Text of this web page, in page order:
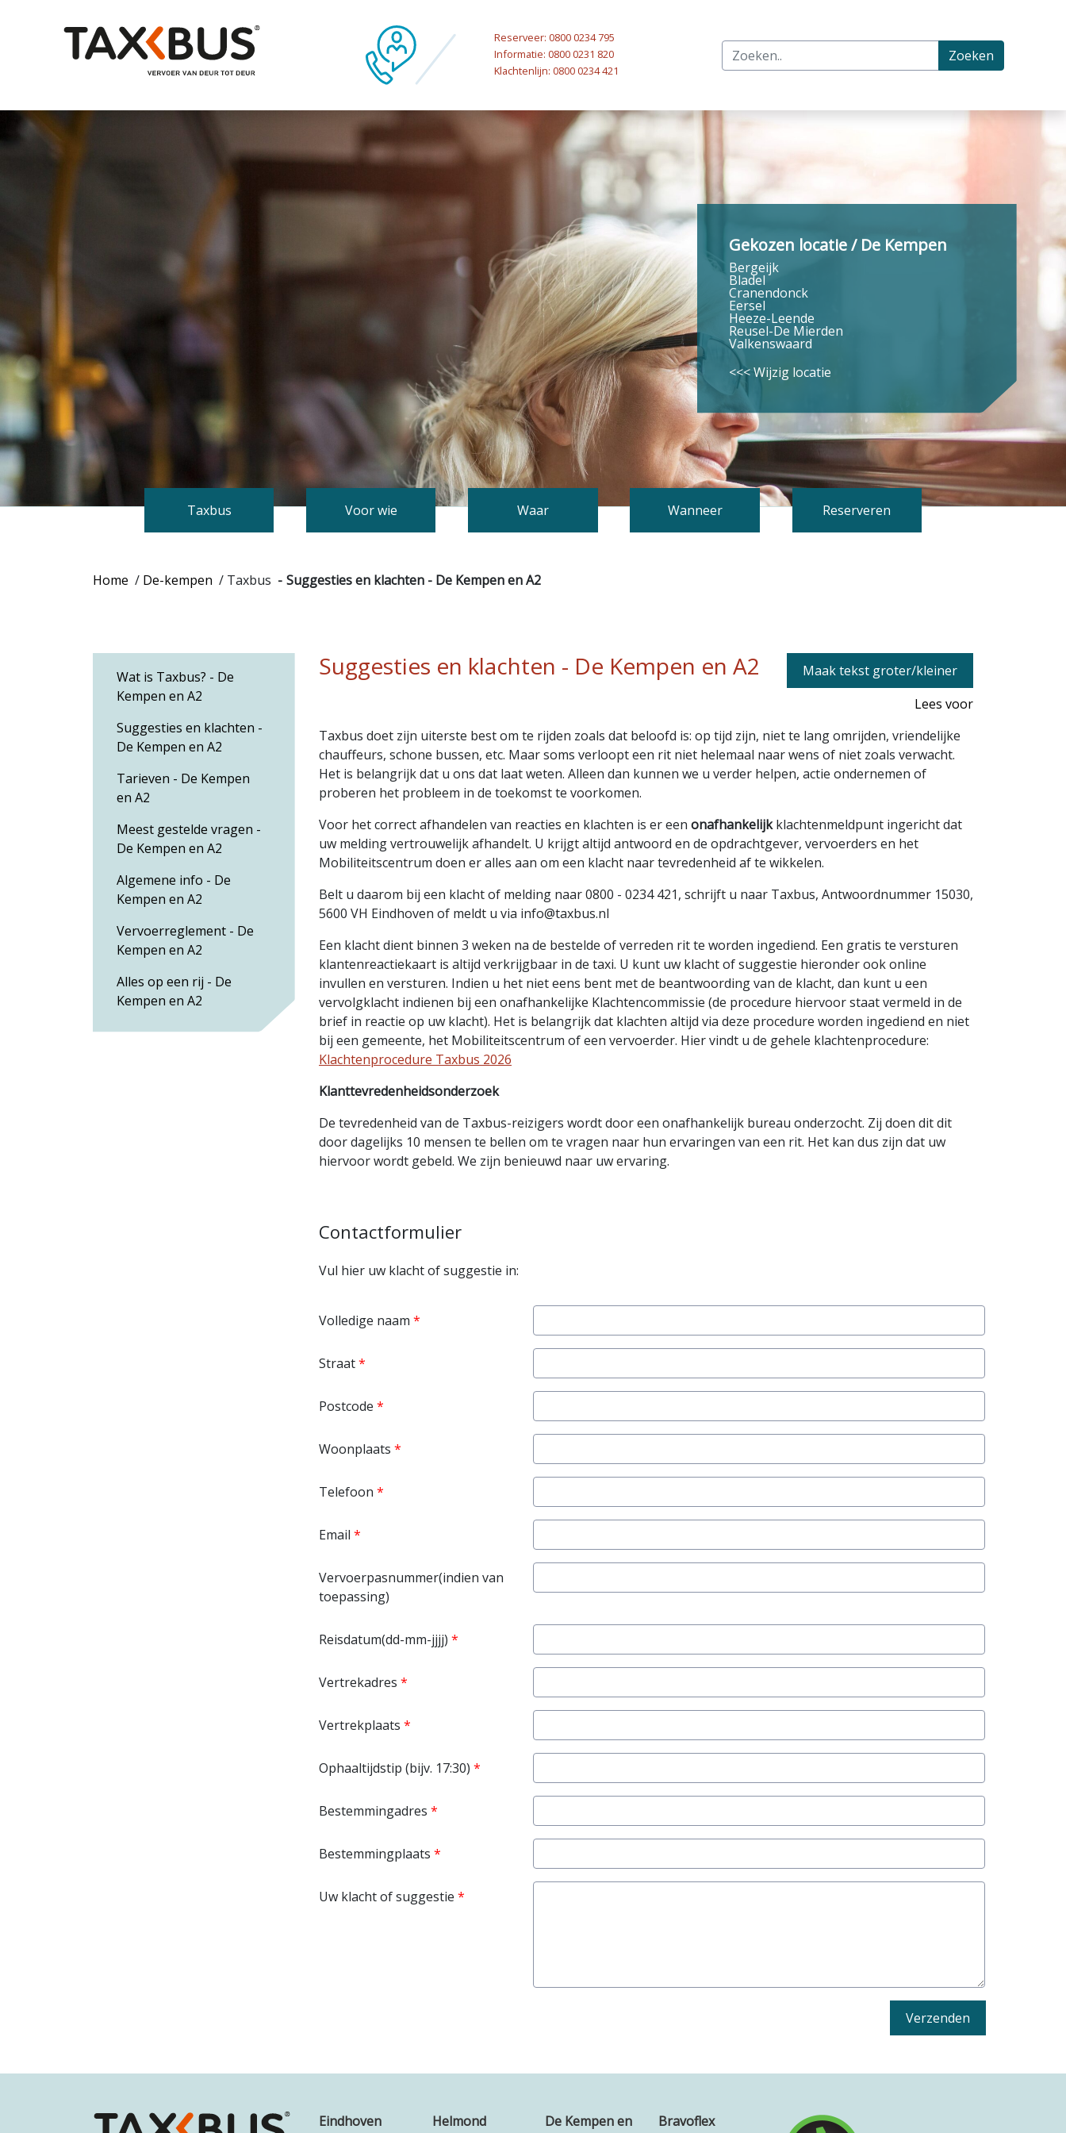
Naar hoofdinhoud
Reserveer: 0800 0234 795
Informatie: 0800 0231 820
Klachtenlijn: 0800 0234 421
Zoeken
Gekozen locatie / De Kempen
Bergeijk
Bladel
Cranendonck
Eersel
Heeze-Leende
Reusel-De Mierden
Valkenswaard
<<< Wijzig locatie
Taxbus Voor wie Waar Wanneer Reserveren
Home / De-kempen / Taxbus Suggesties en klachten - De Kempen en A2
Wat is Taxbus? - De
Kempen en A2
Suggesties en klachten -
De Kempen en A2
Tarieven - De Kempen
en A2
Meest gestelde vragen -
De Kempen en A2
Algemene info - De
Kempen en A2
Vervoerreglement - De
Kempen en A2
Alles op een rij - De
Kempen en A2
Suggesties en klachten - De Kempen en A2
Maak tekst groter/kleiner
Lees voor
Taxbus doet zijn uiterste best om te rijden zoals dat beloofd is: op tijd zijn, niet te lang omrijden, vriendelijke
chauffeurs, schone bussen, etc. Maar soms verloopt een rit niet helemaal naar wens of niet zoals verwacht.
Het is belangrijk dat u ons dat laat weten. Alleen dan kunnen we u verder helpen, actie ondernemen of
proberen het probleem in de toekomst te voorkomen.
Voor het correct afhandelen van reacties en klachten is er een onafhankelijkklachtenmeldpunt ingericht dat
uw melding vertrouwelijk afhandelt. U krijgt altijd antwoord en de opdrachtgever, vervoerders en het
Mobiliteitscentrum doen er alles aan om een klacht naar tevredenheid af te wikkelen.
Belt u daarom bij een klacht of melding naar 0800 - 0234 421, schrijft u naar Taxbus, Antwoordnummer 15030,
5600 VH Eindhoven of meldt u via info@taxbus.nl
Een klacht dient binnen 3 weken na de bestelde of verreden rit te worden ingediend. Een gratis te versturen
klantenreactiekaart is altijd verkrijgbaar in de taxi. U kunt uw klacht of suggestie hieronder ook online
invullen en versturen. Indien u het niet eens bent met de beantwoording van de klacht, dan kunt u een
vervolgklacht indienen bij een onafhankelijke Klachtencommissie (de procedure hiervoor staat vermeld in de
brief in reactie op uw klacht). Het is belangrijk dat klachten altijd via deze procedure worden ingediend en niet
bij een gemeente, het Mobiliteitscentrum of een vervoerder. Hier vindt u de gehele klachtenprocedure:
Klachtenprocedure Taxbus 2026
Klanttevredenheidsonderzoek
De tevredenheid van de Taxbus-reizigers wordt door een onafhankelijk bureau onderzocht. Zij doen dit dit
door dagelijks 10 mensen te bellen om te vragen naar hun ervaringen van een rit. Het kan dus zijn dat uw
hiervoor wordt gebeld. We zijn benieuwd naar uw ervaring.
Contactformulier
Vul hier uw klacht of suggestie in:
Leave
blank
Volledige naam
Straat
Postcode
Woonplaats
Telefoon
Email
Vervoerpasnummer(indien van
toepassing)
Reisdatum(dd-mm-jjjj)
Vertrekadres
Vertrekplaats
Ophaaltijdstip (bijv. 17:30)
Bestemmingadres
Bestemmingplaats
Uw klacht of suggestie
Verzenden
Eindhoven Helmond
De Kempen en
Bravoflex